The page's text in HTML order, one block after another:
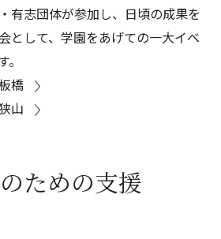
有志団体が参加し、日頃の成果を
として、学園をあげての一大イベ
橋
山
ための支援